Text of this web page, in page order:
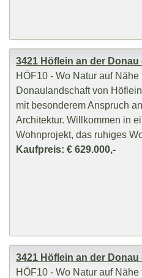
3421 Höflein an der
HÖF10 - Wo Natur auf Nähe
Donaulandschaft von
mit besonderem Anspruch
Architektur. Willkommen in
Wohnprojekt, das ruhiges
Kaufpreis: € 629.000,-
3421 Höflein an der
HÖF10 - Wo Natur auf Nähe